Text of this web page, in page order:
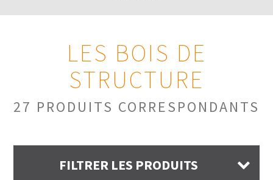
LES BOIS DE
STRUCTURE
27 PRODUITS CORRESPONDANTS
FILTRER LES PRODUITS